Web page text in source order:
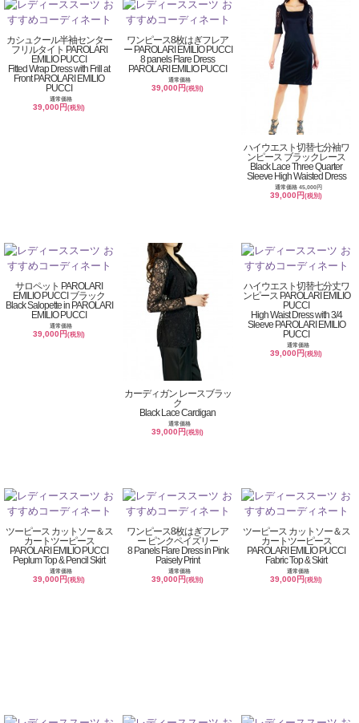
カシュクール半袖センター
フリルタイト PAROLARI
EMILIO PUCCI
Fitted Wrap Dress with Frill at
Front PAROLARI EMILIO
PUCCI
通常価格
39,000円(税別)
ワンピース8枚はぎフレア
ー PAROLARI EMILIO PUCCI
8 panels Flare Dress
PAROLARI EMILIO PUCCI
通常価格
39,000円(税別)
ハイウエスト切替七分袖ワ
ンピース ブラックレース
Black Lace Three Quarter
Sleeve High Waisted Dress
通常価格 45,000円
39,000円(税別)
サロペット PAROLARI
EMILIO PUCCI ブラック
Black Salopette in PAROLARI
EMILIO PUCCI
通常価格
39,000円(税別)
カーディガン レースブラッ
ク
Black Lace Cardigan
通常価格
39,000円(税別)
ハイウエスト切替七分丈ワ
ンピース PAROLARI EMILIO
PUCCI
High Waist Dress with 3/4
Sleeve PAROLARI EMILIO
PUCCI
通常価格
39,000円(税別)
ツーピース カットソー＆ス
カートツーピース
PAROLARI EMILIO PUCCI
Peplum Top & Pencil Skirt
通常価格
39,000円(税別)
ワンピース8枚はぎフレア
ー ピンクペイズリー
8 Panels Flare Dress in Pink
Paisely Print
通常価格
39,000円(税別)
ツーピース カットソー＆ス
カートツーピース
PAROLARI EMILIO PUCCI
Fabric Top & Skirt
通常価格
39,000円(税別)